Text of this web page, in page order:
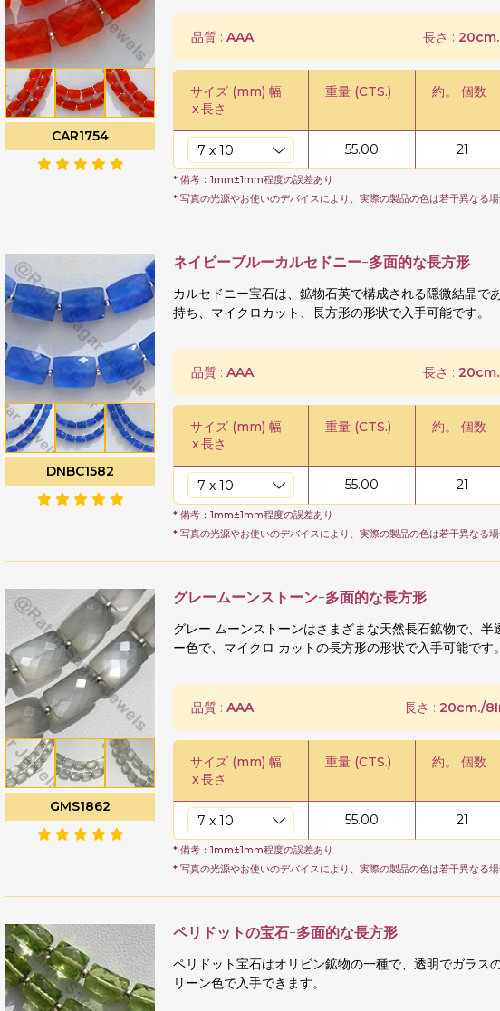
CAR1754
品質 : AAA 長さ :
サイズ (mm) 幅
x長さ
重量 (CTS.) 約。 個数
55.00 21
* 備考：1mm±1mm程度の誤差あり
* 写真の光源やお使いのデバイスにより、実際の製品の色は若干異なる場
DNBC1582
ネイビーブルーカルセドニー-多面的な長方形
カルセドニー宝石は、鉱物石英で構成される隠微結晶
持ち、マイクロカット、長方形の形状で入手可能です。
品質 : AAA 長さ :
サイズ (mm) 幅
x長さ
重量 (CTS.) 約。 個数
55.00 21
* 備考：1mm±1mm程度の誤差あり
* 写真の光源やお使いのデバイスにより、実際の製品の色は若干異なる場
GMS1862
グレームーンストーン-多面的な長方形
グレー ムーンストーンはさまざまな天然長石鉱物で、
ー色で、マイクロ カットの長方形の形状で入手可能です。
品質 : AAA 長さ : 20cm./
サイズ (mm) 幅
x長さ
重量 (CTS.) 約。 個数
55.00 21
* 備考：1mm±1mm程度の誤差あり
* 写真の光源やお使いのデバイスにより、実際の製品の色は若干異なる場
ペリドットの宝石-多面的な長方形
ペリドット宝石はオリビン鉱物の一種で、透明でガラ
リーン色で入手できます。